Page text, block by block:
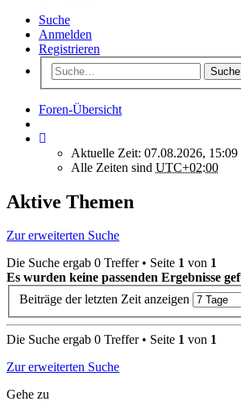
Suche
Anmelden
Registrieren
Suche
Foren-Übersicht
Aktuelle Zeit: 07.08.2026, 15:09
Alle Zeiten sind UTC+02:00
Aktive Themen
Zur erweiterten Suche
Die Suche ergab 0 Treffer • Seite 1 von 1
Es wurden keine passenden Ergebnisse
Beiträge der letzten Zeit anzeigen
Die Suche ergab 0 Treffer • Seite 1 von 1
Zur erweiterten Suche
Gehe zu